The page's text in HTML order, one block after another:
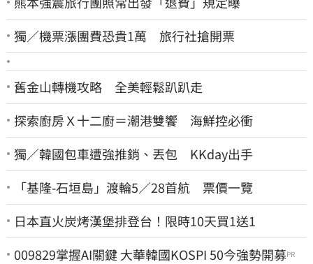
獨／機票漲團費恐貴1萬 旅行社搶開票
舊金山轉機攻略 全美輕鬆趴趴走
探索廚房Ｘ十二廚＝潮港雙饗 海鮮控必衝
獨／韓國包車遭強推銷、丟包 KKday出手
「基隆-石垣島」渡輪5／28首航 票價一覽
日本直火炭烤漢堡排登台！限時10天買1送1
009829掌握AI關鍵 大華韓國KOSPI 50今強勢開募PR